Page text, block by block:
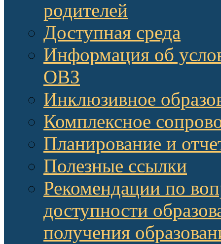
родителей
Доступная среда
Информация об
ОВЗ
Инклюзивное
Комплексное
Планирование и
Полезные ссылки
Рекомендации по
доступности
получения